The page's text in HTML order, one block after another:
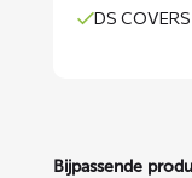
DS
Bijpassende